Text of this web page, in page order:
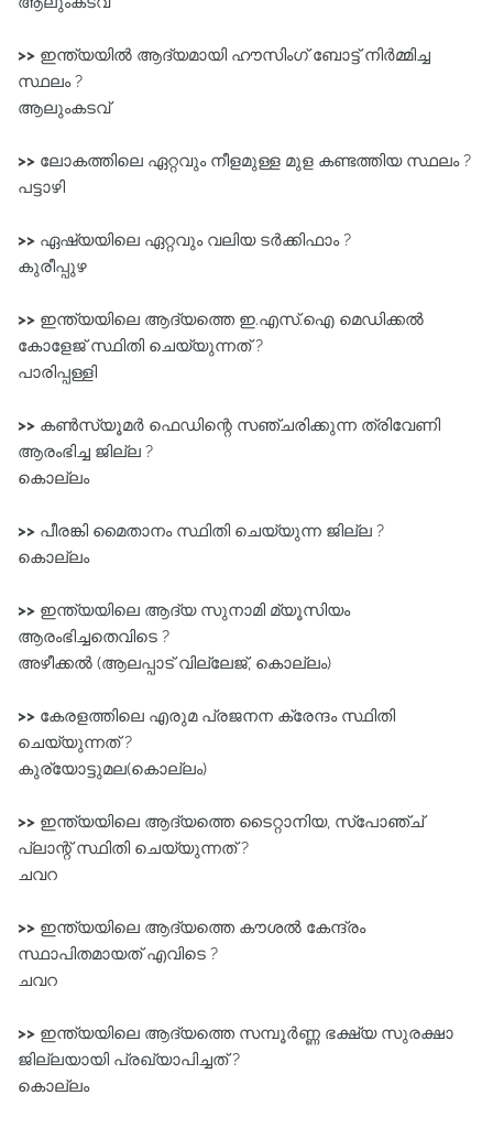
>> ഇന്ത്യയിൽ ആദ്യമായി ഹൗസിംഗ്‌ ബോട്ട്‌ നിർമ്മിച്ച
സ്ഥലം ?
ആലുംകടവ്‌
>> ലോകത്തിലെ ഏറ്റവും നീളമുള്ള മുള കണ്ടത്തിയ സ്ഥലം ?
പട്ടാഴി
>> ഏഷ്യയിലെ ഏറ്റവും വലിയ ടർക്കിഫാം ?
കുരീപ്പുഴ
>> ഇന്ത്യയിലെ ആദ്യത്തെ ഇ.എസ്‌.ഐ മെഡിക്കൽ
കോളേജ്‌ സ്ഥിതി ചെയ്യുന്നത് ?
പാരിപ്പള്ളി
>> കൺസ്യൂമർ ഫെഡിന്റെ സഞ്ചരിക്കുന്ന ത്രിവേണി
ആരംഭിച്ച ജില്ല ?
കൊല്ലം
>> പീരങ്കി മൈതാനം സ്ഥിതി ചെയ്യുന്ന ജില്ല ?
കൊല്ലം
>> ഇന്ത്യയിലെ ആദ്യ സുനാമി മ്യൂസിയം
ആരംഭിച്ചതെവിടെ ?
അഴീക്കൽ (ആലപ്പാട്‌ വില്ലേജ്‌, കൊല്ലം)
>> കേരളത്തിലെ എരുമ പ്രജനന ക്രേന്ദം സ്ഥിതി
ചെയ്യുന്നത് ?
കുര്യോട്ടുമല(കൊല്ലം)
>> ഇന്ത്യയിലെ ആദ്യത്തെ ടൈറ്റാനിയ, സ്പോഞ്ച്‌
പ്ലാന്റ്‌ സ്ഥിതി ചെയ്യുന്നത് ?
ചവറ
>> ഇന്ത്യയിലെ ആദ്യത്തെ കൗശൽ കേന്ദ്രം
സ്ഥാപിതമായത്‌ എവിടെ ?
ചവറ
>> ഇന്ത്യയിലെ ആദ്യത്തെ സമ്പൂർണ്ണ ഭക്ഷ്യ സുരക്ഷാ
ജില്ലയായി പ്രഖ്യാപിച്ചത്‌ ?
കൊല്ലം